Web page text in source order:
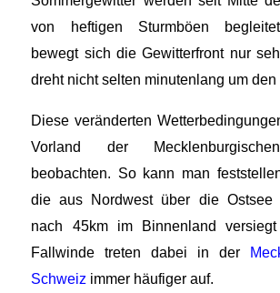
von heftigen Sturmböen
bewegt sich die Gewitterfront nur
dreht nicht selten minutenlang um den
Diese veränderten
Vorland der
beobachten. So kann man
die aus Nordwest über die Ostsee
nach 45km im Binnenland
Fallwinde treten dabei in der
Schweiz immer häufiger auf.